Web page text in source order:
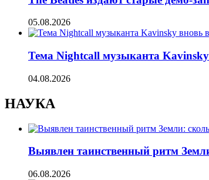
05.08.2026
Тема Nightcall музыканта
04.08.2026
НАУКА
Выявлен таинственный ритм
06.08.2026